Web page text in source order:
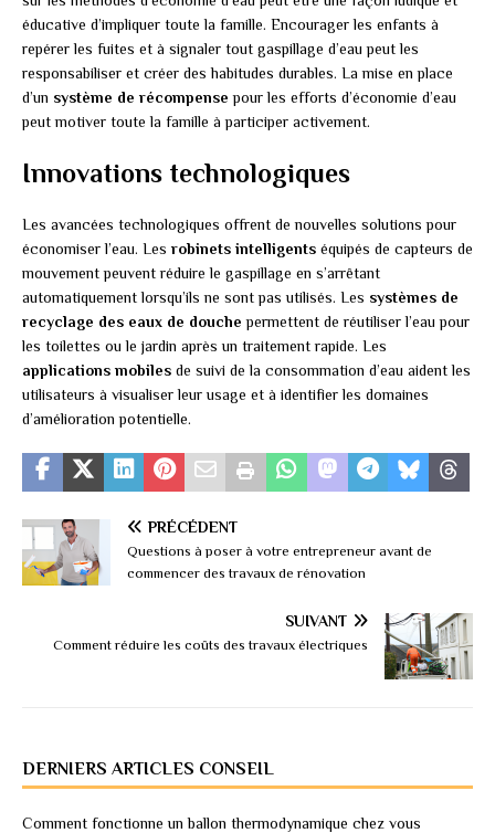
éducative d’impliquer toute la famille. Encourager les enfants à
repérer les fuites et à signaler tout gaspillage d’eau peut les
responsabiliser et créer des habitudes durables. La mise en place
d’un système de récompense pour les efforts d’économie d’eau
peut motiver toute la famille à participer activement.
Innovations technologiques
Les avancées technologiques offrent de nouvelles solutions pour
économiser l’eau. Les robinets intelligents équipés de capteurs de
mouvement peuvent réduire le gaspillage en s’arrêtant
automatiquement lorsqu’ils ne sont pas utilisés. Les systèmes de
recyclage des eaux de douche permettent de réutiliser l’eau pour
les toilettes ou le jardin après un traitement rapide. Les
applications mobiles de suivi de la consommation d’eau aident les
utilisateurs à visualiser leur usage et à identifier les domaines
d’amélioration potentielle.
PRÉCÉDENT
Questions à poser à votre entrepreneur avant de
commencer des travaux de rénovation
SUIVANT
Comment réduire les coûts des travaux électriques
DERNIERS ARTICLES CONSEIL
Comment fonctionne un ballon thermodynamique chez vous